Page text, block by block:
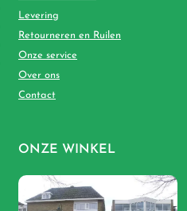
Levering
Retourneren en Ruilen
Onze service
Over ons
Contact
ONZE WINKEL